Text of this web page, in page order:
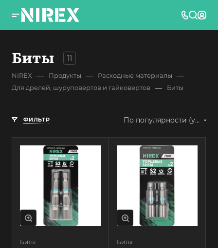
Биты 11
NIREX — Продукты — Расходные материалы —
Для дрелей, шуруповертов и гайковертов — Биты
ФИЛЬТР По популярности (убывание)
Биты Биты